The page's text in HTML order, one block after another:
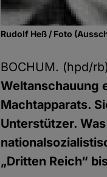
Rudolf Heß / Foto
BOCHUM. (hpd/rb)
Weltanschauung
Machtapparats.
Unterstützer.
„Dritten Reich“